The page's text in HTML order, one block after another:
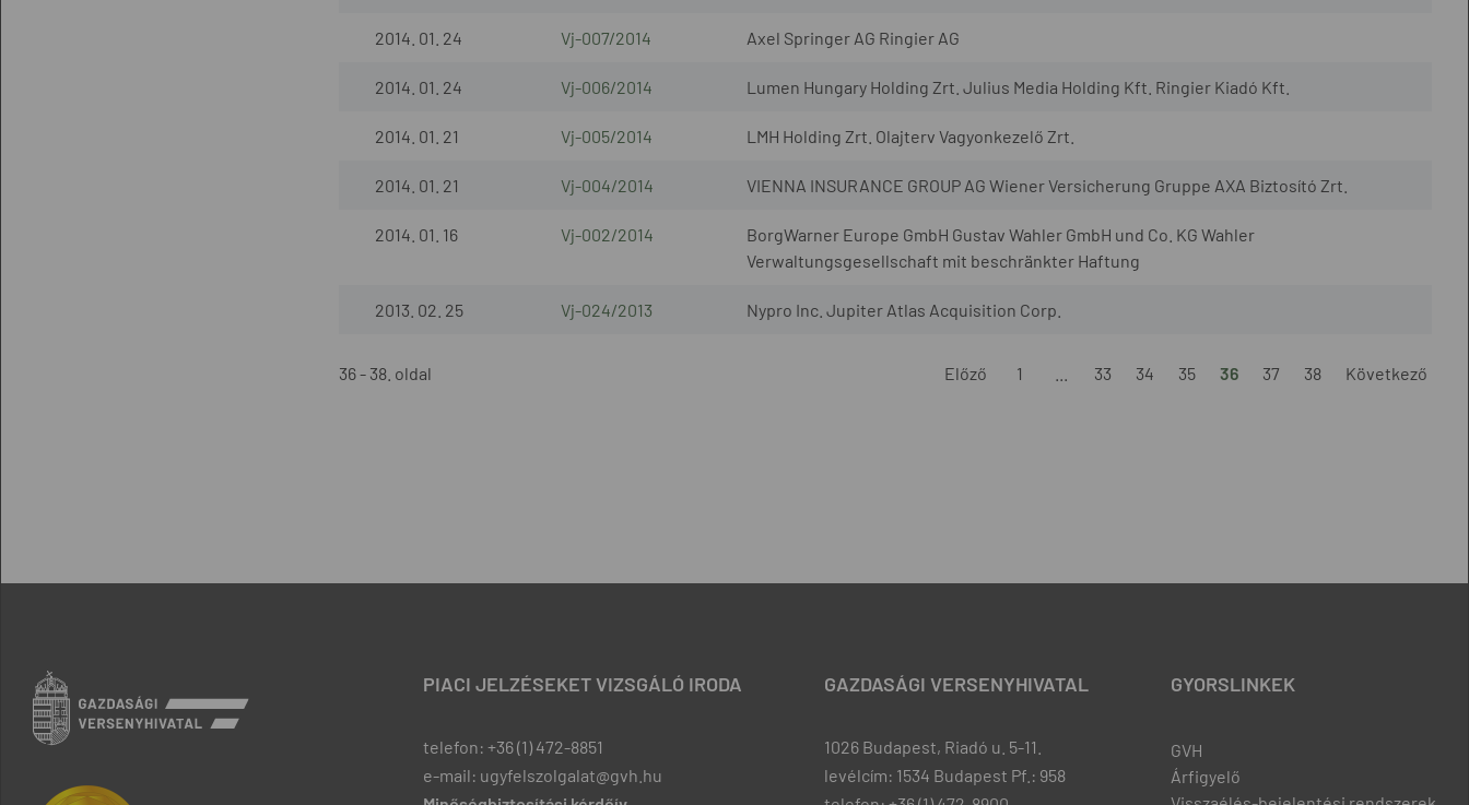
2014. 01. 24 Vj-007/2014 Axel Springer AG Ringier AG
2014. 01. 24 Vj-006/2014 Lumen Hungary Holding Zrt. Julius Media Holding Kft. Ringier Kiadó Kft.
2014. 01. 21 Vj-005/2014 LMH Holding Zrt. Olajterv Vagyonkezelő Zrt.
2014. 01. 21 Vj-004/2014 VIENNA INSURANCE GROUP AG Wiener Versicherung Gruppe AXA Biztosító Zrt.
2014. 01. 16 Vj-002/2014
BorgWarner Europe GmbH Gustav Wahler GmbH und Co. KG Wahler
Verwaltungsgesellschaft mit beschränkter Haftung
2013. 02. 25 Vj-024/2013 Nypro Inc. Jupiter Atlas Acquisition Corp.
36 - 38. oldal Előző 1 33 34 35 36 37 38 Következő
PIACI JELZÉSEKET VIZSGÁLÓ IRODA
telefon: +36 (1) 472-8851
e-mail: ugyfelszolgalat@gvh.hu
GAZDASÁGI VERSENYHIVATAL
1026 Budapest, Riadó u. 5-11.
levélcím: 1534 Budapest Pf.: 958
GYORSLINKEK
GVH
Árfigyelő